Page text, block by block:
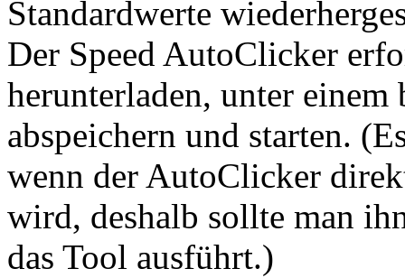
Standardwerte
Der Speed AutoClicker
herunterladen, unter
abspeichern und starten.
wenn der AutoClicker
wird, deshalb sollte man
das Tool ausführt.)